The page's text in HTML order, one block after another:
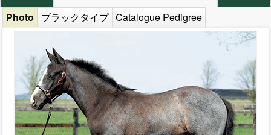
Photo
ブラックタイプ Catalogue Pedigree